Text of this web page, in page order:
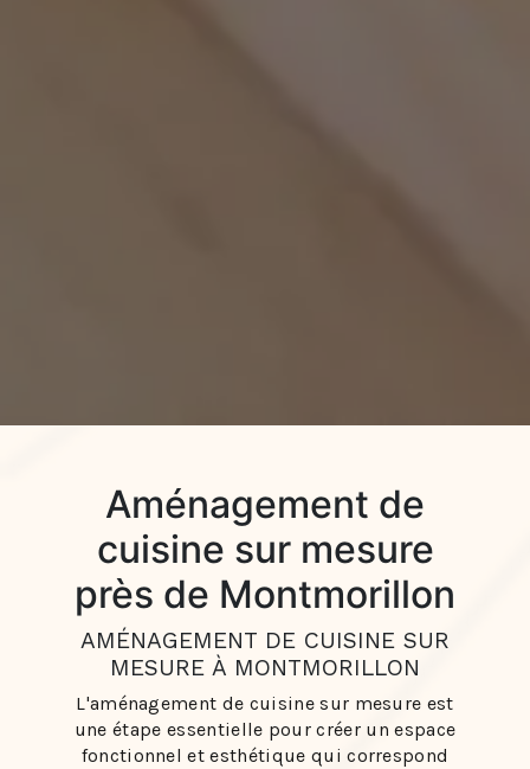
Aménagement de
cuisine sur mesure
près de Montmorillon
AMÉNAGEMENT DE CUISINE SUR
MESURE À MONTMORILLON
L'aménagement de cuisine sur mesure est
une étape essentielle pour créer un espace
fonctionnel et esthétique qui correspond